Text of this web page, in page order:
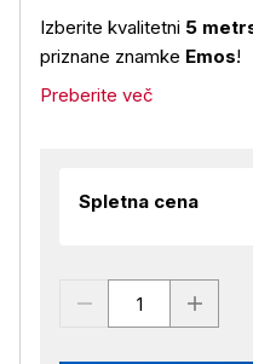
Izberite kvalitetni 5
priznane znamke Emos!
Preberite več
Spletna cena